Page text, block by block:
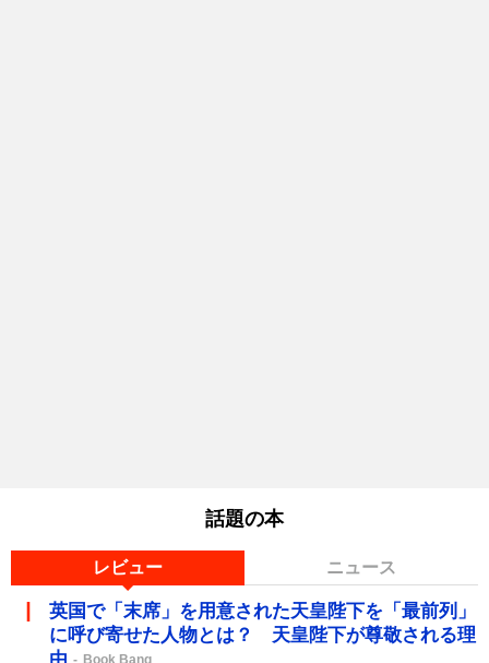
話題の本
レビュー ニュース
英国で「末席」を用意された天皇陛下を「最前列」
に呼び寄せた人物とは？ 天皇陛下が尊敬される理
由
Book Bang